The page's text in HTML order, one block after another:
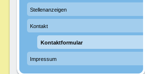
Stellenanzeigen
Kontakt
Kontaktformular
Impressum